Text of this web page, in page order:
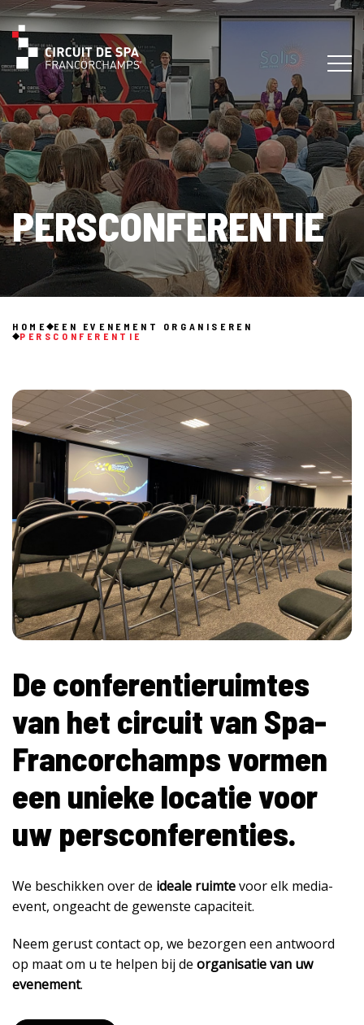
PERSCONFERENTIE
HOME
EEN EVENEMENT ORGANISEREN
PERSCONFERENTIE
De conferentieruimtes
van het circuit van Spa-
Francorchamps vormen
een unieke locatie voor
uw persconferenties.
We beschikken over de ideale ruimtevoor elk media-
event, ongeacht de gewenste capaciteit.
Neem gerust contact op, we bezorgen een antwoord
op maat om u te helpen bij de organisatie van uw
evenement.